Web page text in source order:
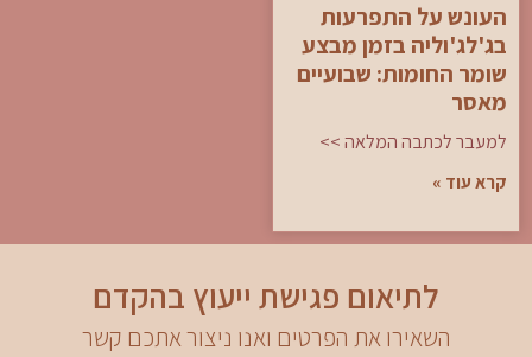
העונש על התפרעות
בג'לג'וליה בזמן מבצע
שומר החומות: שבועיים
מאסר
למעבר לכתבה המלאה >>
קרא עוד »
לתיאום פגישת ייעוץ בהקדם
השאירו את הפרטים ואנו ניצור אתכם קשר